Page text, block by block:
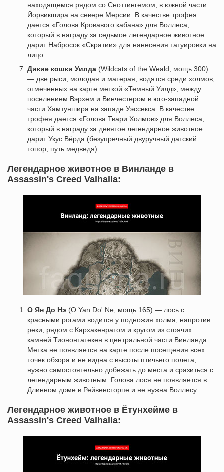
находящемся рядом со Сноттингемом, в южной части
Йорвикшира на севере Мерсии. В качестве трофея
дается «Голова Кровавого кабана» для Воллеса,
который в награду за седьмое легендарное животное
дарит Набросок «Скратии» для нанесения татуировки на
лицо.
Дикие кошки Уилда (Wildcats of the Weald, мощь 300)
— две рыси, молодая и матерая, водятся среди холмов,
отмеченных на карте меткой «Темный Уилд», между
поселением Вэрхем и Винчестером в юго-западной
части Хамтуншира на западе Уэссекса. В качестве
трофея дается «Голова Твари Холмов» для Воллеса,
который в награду за девятое легендарное животное
дарит Укус Вёрда (безупречный двуручный датский
топор, путь медведя).
Легендарное животное в Винланде в
Assassin's Creed Valhalla:
О Ян До Нэ (O Yan Do' Ne, мощь 165) — лось с
красными рогами водится у подножия холма, напротив
реки, рядом с Кархакенратом и кругом из стоячих
камней Тиононтатекен в центральной части Винланда.
Метка не появляется на карте после посещения всех
точек обзора и не видна с высоты птичьего полета,
нужно самостоятельно добежать до места и сразиться с
легендарным животным. Голова лося не появляется в
Длинном доме в Рейвенсторпе и не нужна Воллесу.
Легендарное животное в Ётунхейме в
Assassin's Creed Valhalla: